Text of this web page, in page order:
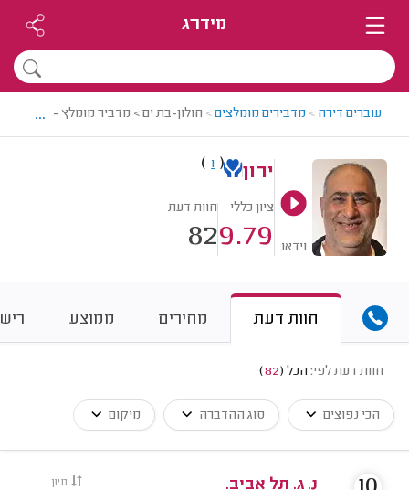
מידרג
עוברים דירה > מדבירים מומלצים> חולון-בת ים > מדביר מומלץ - ירון
...
וידאו
ירון (
1
)
ציון כללי
9.79
חוות דעת
82
חוות דעת מחירים ממוצע
חוות דעת לפי: הכל (
82
)
הכי נפוצים סוג ההדברה מיקום
מיון
נ. ג. תל אביב.